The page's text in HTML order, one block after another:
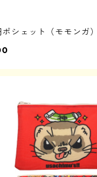
シェット（モモンガ）